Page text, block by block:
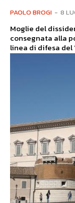
PAOLO BROGI - 8
Moglie del
consegnata alla
linea di difesa del